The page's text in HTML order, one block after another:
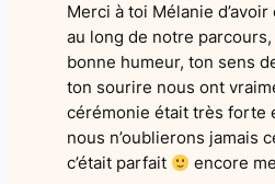
Merci à toi Mélanie
au long de notre parcours,
bonne humeur, ton sens
ton sourire nous ont
cérémonie était très forte
nous n’oublierons jamais
c’était parfait
encore